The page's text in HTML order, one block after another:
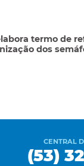
termo de
dos
CENTRAL
(53)